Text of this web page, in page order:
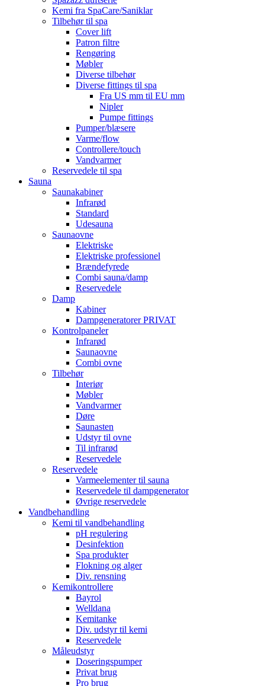
Kemi fra SpaCare/Saniklar
Tilbehør til spa
Cover lift
Patron filtre
Rengøring
Møbler
Diverse tilbehør
Diverse fittings til spa
Fra US mm til EU mm
Nipler
Pumpe fittings
Pumper/blæsere
Varme/flow
Controllere/touch
Vandvarmer
Reservedele til spa
Sauna
Saunakabiner
Infrarød
Standard
Udesauna
Saunaovne
Elektriske
Elektriske professionel
Brændefyrede
Combi sauna/damp
Reservedele
Damp
Kabiner
Dampgeneratorer PRIVAT
Kontrolpaneler
Infrarød
Saunaovne
Combi ovne
Tilbehør
Interiør
Møbler
Vandvarmer
Døre
Saunasten
Udstyr til ovne
Til infrarød
Reservedele
Reservedele
Varmeelementer til sauna
Reservedele til dampgenerator
Øvrige reservedele
Vandbehandling
Kemi til vandbehandling
pH regulering
Desinfektion
Spa produkter
Flokning og alger
Div. rensning
Kemikontrollere
Bayrol
Welldana
Kemitanke
Div. udstyr til kemi
Reservedele
Måleudstyr
Doseringspumper
Privat brug
Pro brug